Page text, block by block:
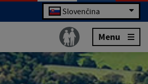
Slovenčina
Menu